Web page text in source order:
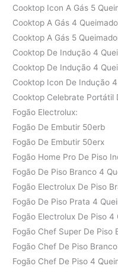
Cooktop Icon A Gás 5
Cooktop A Gás 4
Cooktop A Gás 5
Cooktop De Indução 4
Cooktop De Indução 4
Cooktop Icon De Indução
Cooktop Celebrate Portátil
Fogão Electrolux:
Fogão De Embutir 50erb
Fogão De Embutir 50erx
Fogão Home Pro De Piso
Fogão De Piso Branco 4
Fogão Electrolux De Piso
Fogão De Piso Prata 4
Fogão Electrolux De Piso
Fogão Chef Super De Piso
Fogão Chef De Piso
Fogão Chef De Piso 4